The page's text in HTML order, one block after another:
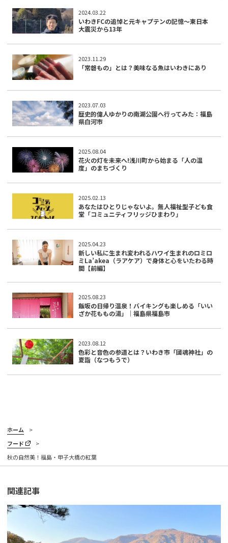
2024.03.22
いわきFCの追悼と元キャプテンの記憶～東日本
大震災から13年
2023.11.29
「常磐もの」とは？美味なる魚はいわきにあり
2023.07.03
歴史的偉人ゆかりの南湖公園へ行ってみた：福島
県白河市
2025.08.04
花火の灯を未来へ!浅川町から始まる「人の温
度」のまちづくり
2025.02.13
あなたはひとりじゃないよ。無人福祉型子ども食
堂「コミュニティフリッジひまわり」
2025.04.23
新しい私に生まれ変われるハワイ生まれのロミロ
ミLa’akea（ラアケア）で身体と心をいたわる時
間【前編】
2025.08.23
飯坂の日帰り温泉！バイキングも楽しめる「いい
ざか花ももの湯」｜福島県福島市
2023.08.12
色彩と音色の参道とは？いわき市「國魂神社」の
夏詣（なつもうで）
ホーム
フード
秋の自然美！福島・甲子大橋の紅葉
関連記事